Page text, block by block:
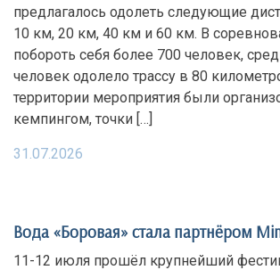
предлагалось одолеть следующие
10 км, 20 км, 40 км и 60 км. В
побороть себя более 700 человек,
человек одолело трассу в 80
территории мероприятия были
кемпингом, точки […]
31.07.2026
Вода «Боровая» стала партнёром
11-12 июля прошёл крупнейший